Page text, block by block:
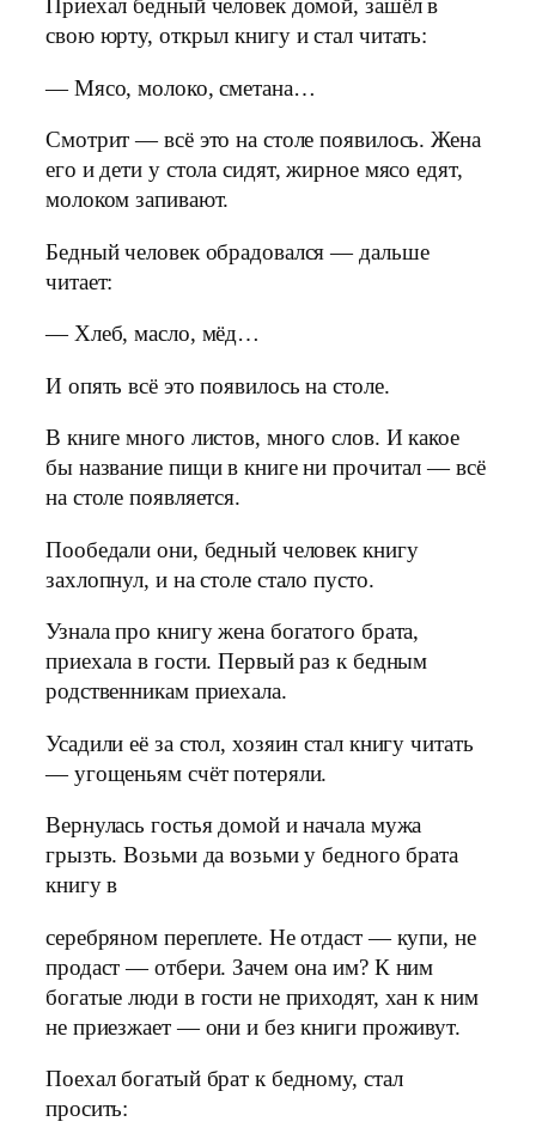
Приехал бедный человек домой, зашёл в
свою юрту, открыл книгу и стал читать:
— Мясо, молоко, сметана…
Смотрит — всё это на столе появилось. Жена
его и дети у стола сидят, жирное мясо едят,
молоком запивают.
Бедный человек обрадовался — дальше
читает:
— Хлеб, масло, мёд…
И опять всё это появилось на столе.
В книге много листов, много слов. И какое
бы название пищи в книге ни прочитал — всё
на столе появляется.
Пообедали они, бедный человек книгу
захлопнул, и на столе стало пусто.
Узнала про книгу жена богатого брата,
приехала в гости. Первый раз к бедным
родственникам приехала.
Усадили её за стол, хозяин стал книгу читать
— угощеньям счёт потеряли.
Вернулась гостья домой и начала мужа
грызть. Возьми да возьми у бедного брата
книгу в
серебряном переплете. Не отдаст — купи, не
продаст — отбери. Зачем она им? К ним
богатые люди в гости не приходят, хан к ним
не приезжает — они и без книги проживут.
Поехал богатый брат к бедному, стал
просить: